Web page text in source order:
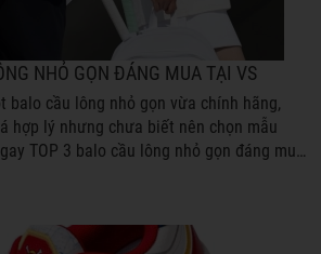
NHỎ GỌN ĐÁNG MUA TẠI VS
balo cầu lông nhỏ gọn vừa chính hãng,
hợp lý nhưng chưa biết nên chọn mẫu
TOP 3 balo cầu lông nhỏ gọn đáng mua